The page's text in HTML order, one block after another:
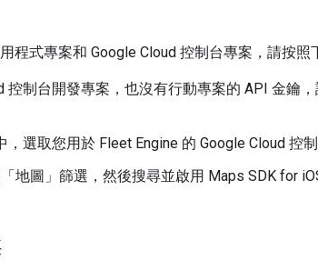
程式專案和 Google Cloud 控制台專案，請按
控制台開發專案，也沒有行動專案的 API 金鑰
，選取您用於 Fleet Engine 的 Google Cloud 控
地圖」 篩選，然後搜尋並啟用 Maps SDK for